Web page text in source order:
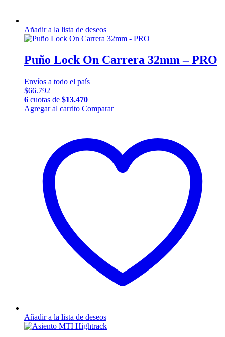
Añadir a la lista de deseos
Puño Lock On Carrera 32mm – PRO
Envíos a todo el país
$66.792
6 cuotas de $13.470
Agregar al carrito Comparar
Añadir a la lista de deseos